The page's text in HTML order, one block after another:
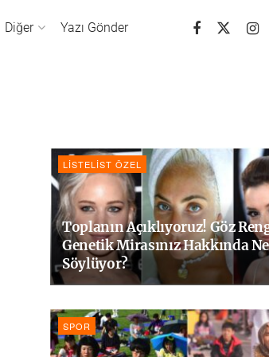
Diğer Yazı Gönder
LISTELIST ÖZEL
Toplanın Açıklıyoruz! Göz
Genetik Mirasınız Hakkında Ne
Söylüyor?
SPOR